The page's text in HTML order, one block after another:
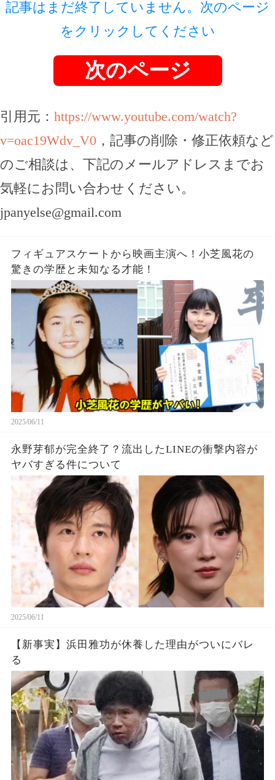
記事はまだ終了していません。次のページ
をクリックしてください
次のページ
引用元： https://www.youtube.com/watch?
v=oac19Wdv_V0 ，記事の削除・修正依頼など
のご相談は、下記のメールアドレスまでお
気軽にお問い合わせください。
jpanyelse@gmail.com
フィギュアスケートから映画主演へ！小芝風花の
驚きの学歴と未知なる才能！
2025/06/11
永野芽郁が完全終了？流出したLINEの衝撃内容が
ヤバすぎる件について
2025/06/11
【新事実】浜田雅功が休養した理由がついにバレ
る